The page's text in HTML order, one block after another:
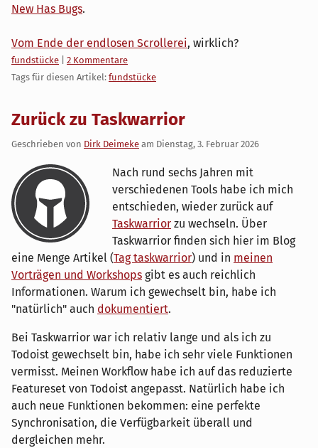
New Has Bugs.
Vom Ende der endlosen Scrollerei, wirklich?
Kategorien:
fundstücke
2 Kommentare
Tags für diesen Artikel: fundstücke
Zurück zu Taskwarrior
Geschrieben von Dirk Deimeke am Dienstag, 3. Februar 2026
Nach rund sechs Jahren mit
verschiedenen Tools habe ich mich
entschieden, wieder zurück auf
Taskwarrior zu wechseln. Über
Taskwarrior finden sich hier im Blog
eine Menge Artikel (Tag taskwarrior) und in meinen
Vorträgen und Workshops gibt es auch reichlich
Informationen. Warum ich gewechselt bin, habe ich
"natürlich" auch dokumentiert.
Bei Taskwarrior war ich relativ lange und als ich zu
Todoist gewechselt bin, habe ich sehr viele Funktionen
vermisst. Meinen Workflow habe ich auf das reduzierte
Featureset von Todoist angepasst. Natürlich habe ich
auch neue Funktionen bekommen: eine perfekte
Synchronisation, die Verfügbarkeit überall und
dergleichen mehr.